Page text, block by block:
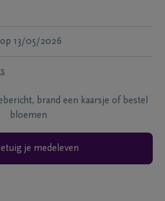
op 13/05/2026
brand een kaarsje of bestel
bloemen
je medeleven